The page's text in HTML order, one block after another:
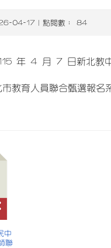
04-17 | 點閱數： 84
年 4 月 7 日新北教
教育人員聯合甄選報名
中
聯